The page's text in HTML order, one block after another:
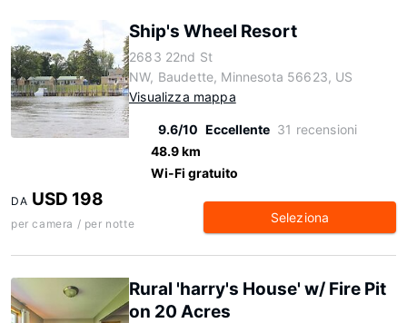
Ship's Wheel Resort
2683 22nd St
NW, Baudette, Minnesota 56623, US
Visualizza mappa
9.6/10 Eccellente 31 recensioni
48.9 km
Wi-Fi gratuito
DA USD 198
per camera / per notte Seleziona
Rural 'harry's House' w/ Fire Pit
on 20 Acres